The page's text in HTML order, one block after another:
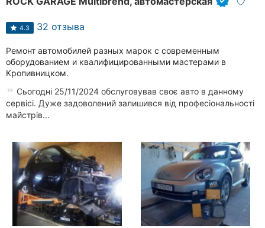
4.3 32 отзыва
Ремонт автомобилей разных марок с современным
оборудованием и квалифицированными мастерами в
Кропивницком.
Сьогодні 25/11/2024 обслуговував своє авто в данному
сервісі. Дуже задоволений залишився від професіональності
майстрів...